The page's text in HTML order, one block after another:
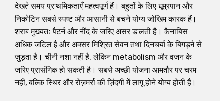
देखते समय प्राथमिकताएँ महत्वपूर्ण हैं। बहुतों के लिए धूम्रपान और
निकोटिन सबसे स्पष्ट और आसानी से बचने योग्य जोखिम कारक हैं।
शराब मुख्यतः पैटर्न और नींद के जरिए असर डालती है। कैनाबिस
अधिक जटिल है और अक्सर मिश्रित सेवन तथा दिनचर्या के बिगड़ने से
जुड़ता है। चीनी नशा नहीं है, लेकिन metabolism और वजन के
जरिए प्रासंगिक हो सकती है। सबसे अच्छी योजना आमतौर पर चरम
नहीं, बल्कि स्थिर और रोज़मर्रा की ज़िंदगी में लागू होने योग्य होती है।